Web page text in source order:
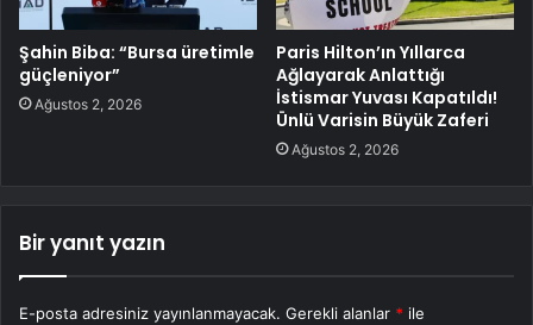
Şahin Biba: “Bursa üretimle
güçleniyor”
Ağustos 2, 2026
Paris Hilton’ın Yıllarca
Ağlayarak Anlattığı
İstismar Yuvası Kapatıldı!
Ünlü Varisin Büyük Zaferi
Ağustos 2, 2026
Bir yanıt yazın
E-posta adresiniz yayınlanmayacak. Gerekli alanlar * ile